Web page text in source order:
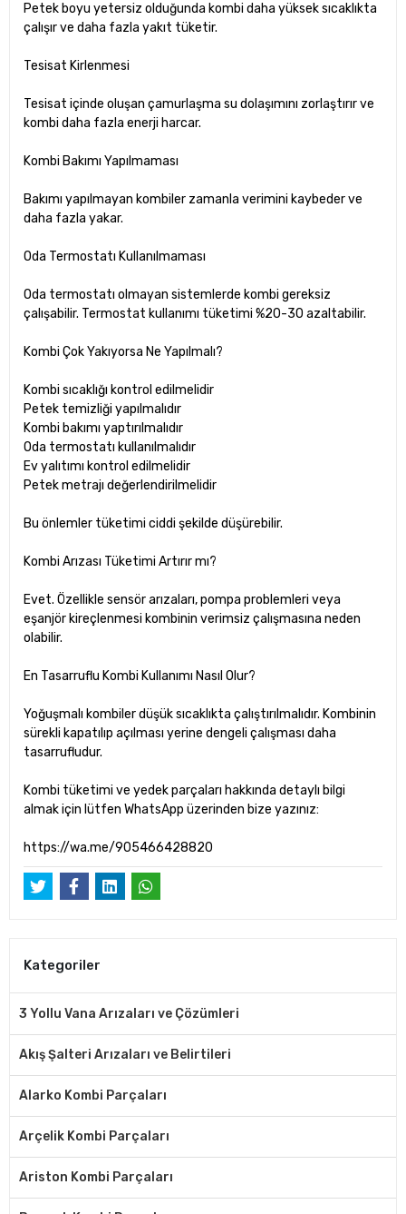
Petek boyu yetersiz olduğunda kombi daha yüksek sıcaklıkta
çalışır ve daha fazla yakıt tüketir.
Tesisat Kirlenmesi
Tesisat içinde oluşan çamurlaşma su dolaşımını zorlaştırır ve
kombi daha fazla enerji harcar.
Kombi Bakımı Yapılmaması
Bakımı yapılmayan kombiler zamanla verimini kaybeder ve
daha fazla yakar.
Oda Termostatı Kullanılmaması
Oda termostatı olmayan sistemlerde kombi gereksiz
çalışabilir. Termostat kullanımı tüketimi %20-30 azaltabilir.
Kombi Çok Yakıyorsa Ne Yapılmalı?
Kombi sıcaklığı kontrol edilmelidir
Petek temizliği yapılmalıdır
Kombi bakımı yaptırılmalıdır
Oda termostatı kullanılmalıdır
Ev yalıtımı kontrol edilmelidir
Petek metrajı değerlendirilmelidir
Bu önlemler tüketimi ciddi şekilde düşürebilir.
Kombi Arızası Tüketimi Artırır mı?
Evet. Özellikle sensör arızaları, pompa problemleri veya
eşanjör kireçlenmesi kombinin verimsiz çalışmasına neden
olabilir.
En Tasarruflu Kombi Kullanımı Nasıl Olur?
Yoğuşmalı kombiler düşük sıcaklıkta çalıştırılmalıdır. Kombinin
sürekli kapatılıp açılması yerine dengeli çalışması daha
tasarrufludur.
Kombi tüketimi ve yedek parçaları hakkında detaylı bilgi
almak için lütfen WhatsApp üzerinden bize yazınız:
https://wa.me/905466428820
Kategoriler
3 Yollu Vana Arızaları ve Çözümleri
Akış Şalteri Arızaları ve Belirtileri
Alarko Kombi Parçaları
Arçelik Kombi Parçaları
Ariston Kombi Parçaları